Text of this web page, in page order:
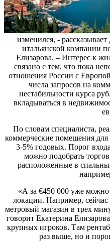
изменился, -
итальянской компании
Елизарова. – Интерес к
связано с тем, что пока
отношения России с
числа запросов на
нестабильности курса
вкладываться в
По словам специалиста,
коммерческие помещения
3-5% годовых. Порог
можно подобрать
расположенные в
«А за €450 000 уже можно
локации. Например, сейчас
метровый магазин в трех
говорит Екатерина
крупных игроков. Там
раз выше, но и